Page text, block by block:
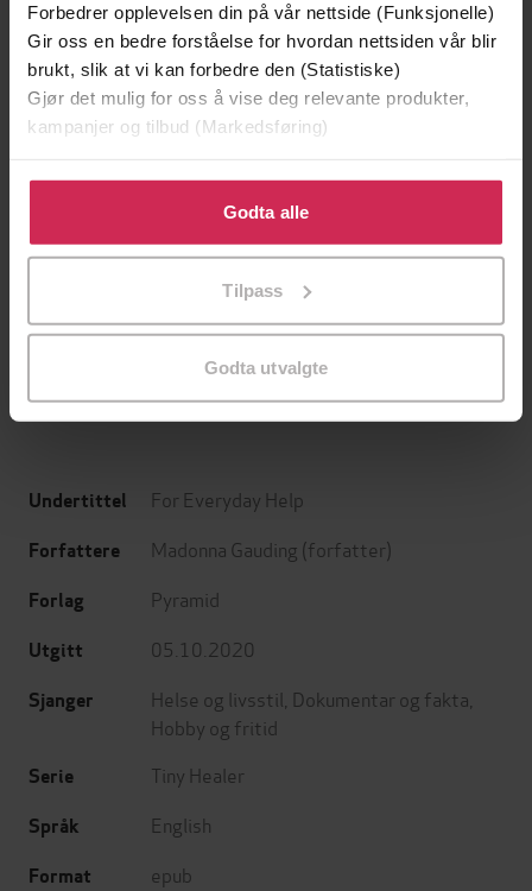
Forbedrer opplevelsen din på vår nettside (Funksjonelle)
Gir oss en bedre forståelse for hvordan nettsiden vår blir
brukt, slik at vi kan forbedre den (Statistiske)
Gjør det mulig for oss å vise deg relevante produkter,
kampanjer og tilbud (Markedsføring)
Klikk på «Godta alle» for å gi oss ditt samtykke til å
bruke cookies for alle disse formålene. Du kan også
tilpasse ditt samtykke til spesifikke formål ved å klikke
Godta alle
Tilpass
Godta utvalgte
Torkil Færø
Aksel Inge Sinding
Undertittel For Everyday Help
Forfattere Madonna Gauding (forfatter)
Forlag Pyramid
Utgitt 05.10.2020
Sjanger Helse og livsstil Dokumentar og fakta
Hobby og fritid
Serie Tiny Healer
Språk English
Format epub